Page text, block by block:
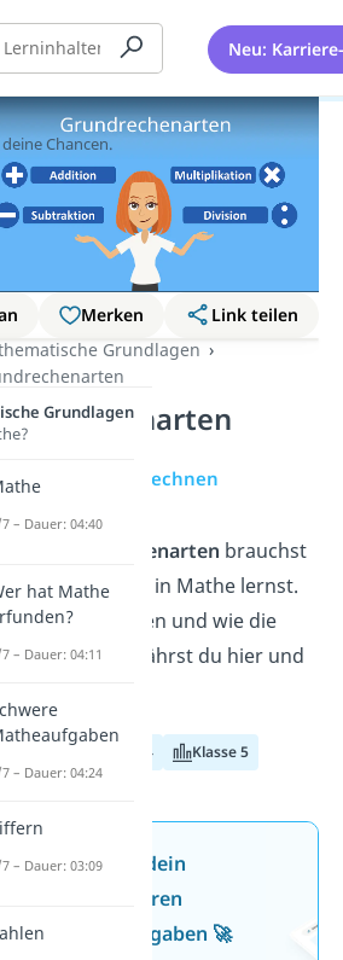
Neu:
Merken
Link teilen
Grundlagen
Kopfrechnen
Grundrechenarten brauchst
für alles, was du in Mathe lernst.
sie funktionieren und wie die
lauten, erfährst du hier und
Klasse 4 Klasse 5
neu: Teste dein
Wissen mit unseren
Aufgaben 🚀
Chancen.
Grundlagen
– Dauer: 04:40
hat Mathe
– Dauer: 04:11
– Dauer: 04:24
– Dauer: 03:09